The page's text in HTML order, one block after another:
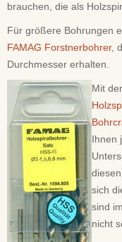
brauchen, die als
Für größere Bohrungen
FAMAG Forstnerbohrer,
Durchmesser erhalten.
Mit
Ihnen
sich
sind
nicht